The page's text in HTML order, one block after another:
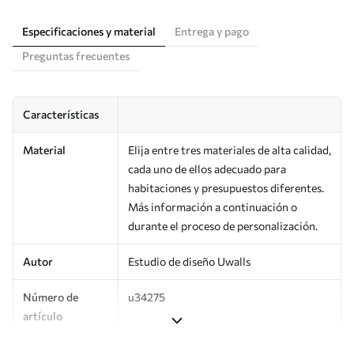
Especificaciones y material
Entrega y pago
Preguntas frecuentes
Características
Material
Elija entre tres materiales de alta calidad,
cada uno de ellos adecuado para
habitaciones y presupuestos diferentes.
Más información a continuación o
durante el proceso de personalización.
Autor Estudio de diseño Uwalls
Número de
artículo
u34275